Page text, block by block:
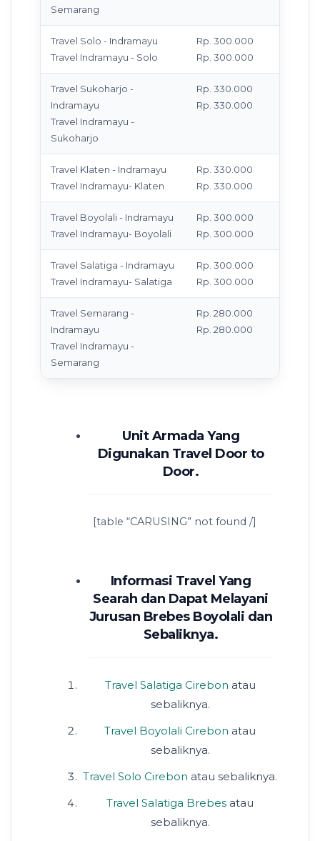
Semarang
Travel Solo - Indramayu
Travel Indramayu - Solo
Rp. 300.000
Rp. 300.000
Travel Sukoharjo -
Indramayu
Travel Indramayu -
Sukoharjo
Rp. 330.000
Rp. 330.000
Travel Klaten - Indramayu
Travel Indramayu- Klaten
Rp. 330.000
Rp. 330.000
Travel Boyolali - Indramayu
Travel Indramayu- Boyolali
Rp. 300.000
Rp. 300.000
Travel Salatiga - Indramayu
Travel Indramayu- Salatiga
Rp. 300.000
Rp. 300.000
Travel Semarang -
Indramayu
Travel Indramayu -
Semarang
Rp. 280.000
Rp. 280.000
Unit Armada Yang
Digunakan Travel Door to
Door.
[table “CARUSING” not found /]
Informasi Travel Yang
Searah dan Dapat Melayani
Jurusan Brebes Boyolali dan
Sebaliknya.
Travel Salatiga Cirebon atau
sebaliknya.
Travel Boyolali Cirebon atau
sebaliknya.
Travel Solo Cirebon atau sebaliknya.
Travel Salatiga Brebes atau
sebaliknya.